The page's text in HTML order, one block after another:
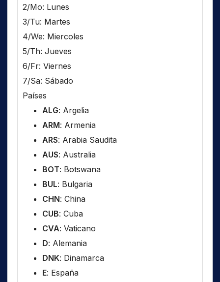
2/Mo: Lunes
3/Tu: Martes
4/We: Miercoles
5/Th: Jueves
6/Fr: Viernes
7/Sa: Sábado
Países
ALG: Argelia
ARM: Armenia
ARS: Arabia Saudita
AUS: Australia
BOT: Botswana
BUL: Bulgaria
CHN: China
CUB: Cuba
CVA: Vaticano
D: Alemania
DNK: Dinamarca
E: España